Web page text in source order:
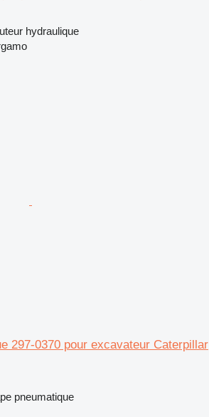
hydraulique
297-0370 pour excavateur Caterpillar
pneumatique